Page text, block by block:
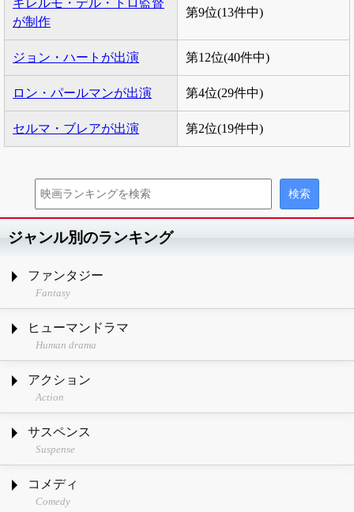
ギレルモ・デル・トロ監督
が制作
第9位(13件中)
ジョン・ハートが出演 第12位(40件中)
ロン・パールマンが出演 第4位(29件中)
セルマ・ブレアが出演 第2位(19件中)
ジャンル別のランキング
ファンタジー
Fantasy
ヒューマンドラマ
Human drama
アクション
Action
サスペンス
Suspense
コメディ
Comedy